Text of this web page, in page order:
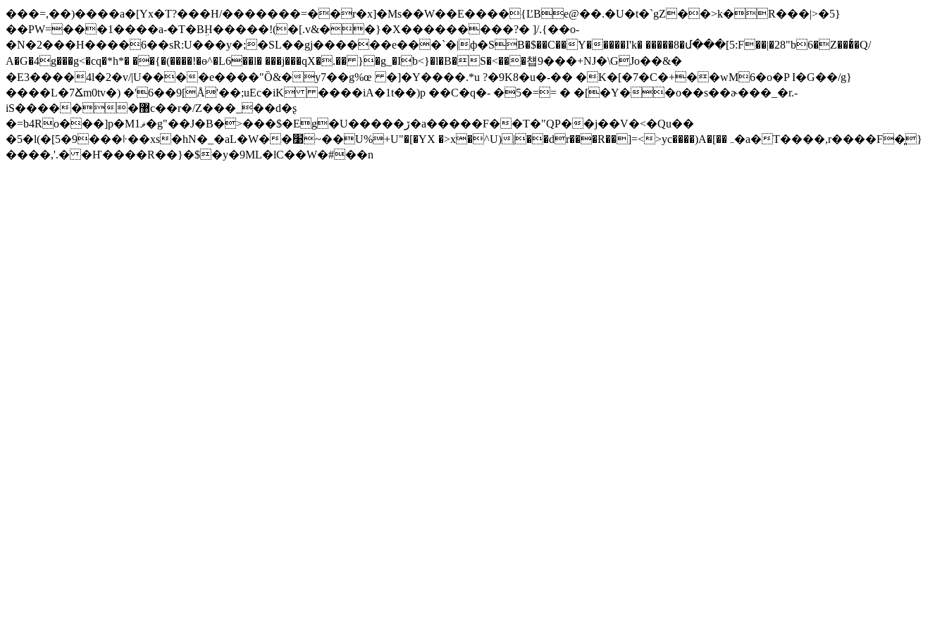
���=,��)����a�[Yx�T?���H/�������=��r�x]�Ms��W��E����{ĽBe@��.�U�t�`gZ��>k�R���|>�5}
��PW=���1����a-�T�BܹH�����!(�[.v&��}�X���������?� ]/.{��o-
�N�2���H����6��sR:U���y�;�SL��gj������e���`�|ф�SB�$��C��Y�����I'k� �����8�մ���[5:F��|�28"b6�Z���ͨ�Q/
A�G�4g���g<�cq�*h*� ��{�(����!�ɵ^�L6��l� ���j���qX�.�� }�g_�Ib<}�l�B�S�<���첍9���+NJ�\GJo��&�
�E3����4l�2�v/|U����e����"Ȍ&�y7��g%œ �]�Y����.*u ?�9K8�u�-�� �K�[�7�C�+��wM6�o�P I�G��/g}
����L�7Ճm0tv�) �'6��9[Å'��;uEc�iK ����iA�1t��)p ��C�q�- �5�== � �[�Y��o��s��ɚ���_�r.-
iS������޸c��r�/Z���_��d�ʂ
�=b4Ro���]p�M1ޥ�g"��J�B�>���$�Eg�U�����ڒ�a�����F��T�"QP��j��V�<�Qu��
�5�l(�[5�9���꜏��xs�hN�_�aL�W��׹~��U%+U"�[�YX �>x�^U)|��dr���R��]=<>yc����)A�[��ہ�a�T����,r����F�͈}
����,'.� �Ҥ����R��}�$�y�9ML�lC��W�#��n